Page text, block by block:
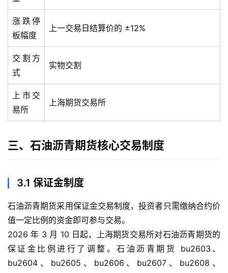
涨跌停
板幅度
上一交易日结算价的 ±12%
交割方
式
实物交割
上市交
易所
上海期货交易所
三、石油沥青期货核心交易制度
3.1 保证金制度
石油沥青期货采用保证金交易制度，投资者只需缴纳合约价
值一定比例的资金即可参与交易。
2026 年 3 月 10 日起，上海期货交易所对石油沥青期货的
保证金比例进行了调整。石油沥青期货 bu2603、
bu2604、bu2605、bu2606、bu2607、bu2608、